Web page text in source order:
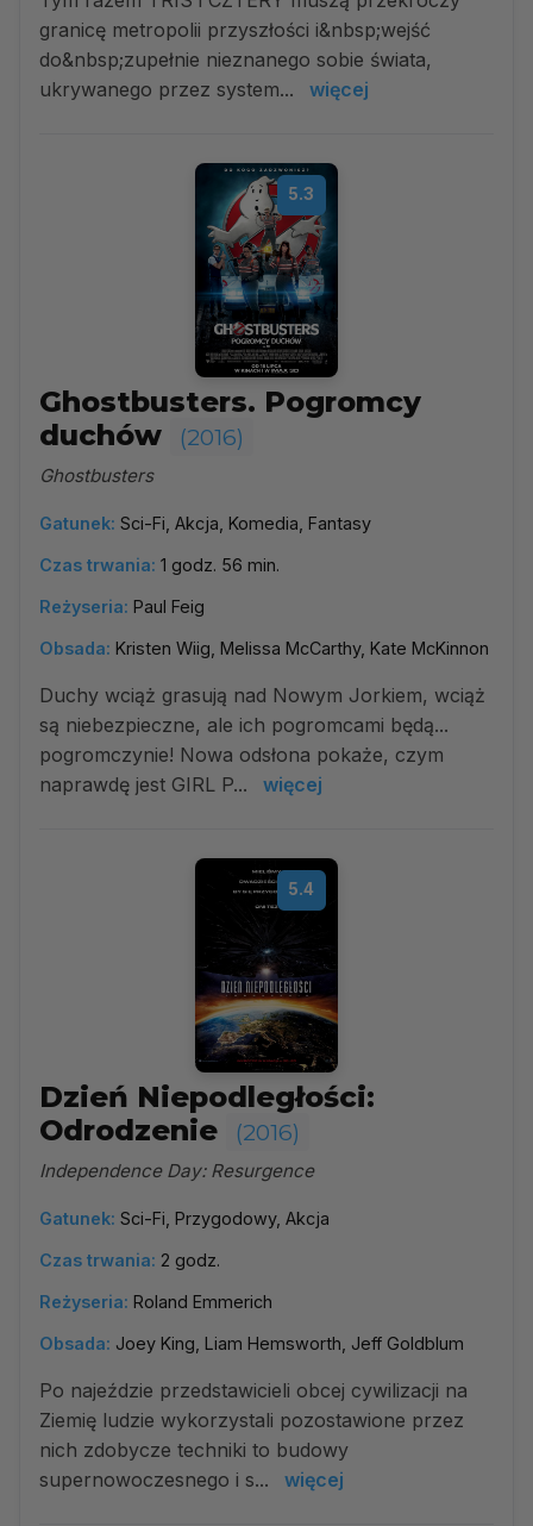
granicę metropolii przyszłości i&nbsp;wejść
do&nbsp;zupełnie nieznanego sobie świata,
ukrywanego przez system...
więcej
5.3
Ghostbusters. Pogromcy
duchów
(2016)
Ghostbusters
Gatunek: Sci-Fi, Akcja, Komedia, Fantasy
Czas trwania: 1 godz. 56 min.
Reżyseria: Paul Feig
Obsada: Kristen Wiig, Melissa McCarthy, Kate McKinnon
Duchy wciąż grasują nad Nowym Jorkiem, wciąż
są niebezpieczne, ale ich pogromcami będą...
pogromczynie! Nowa odsłona pokaże, czym
naprawdę jest GIRL P...
więcej
5.4
Dzień Niepodległości:
Odrodzenie
(2016)
Independence Day: Resurgence
Gatunek: Sci-Fi, Przygodowy, Akcja
Czas trwania: 2 godz.
Reżyseria: Roland Emmerich
Obsada: Joey King, Liam Hemsworth, Jeff Goldblum
Po najeździe przedstawicieli obcej cywilizacji na
Ziemię ludzie wykorzystali pozostawione przez
nich zdobycze techniki to budowy
supernowoczesnego i s...
więcej